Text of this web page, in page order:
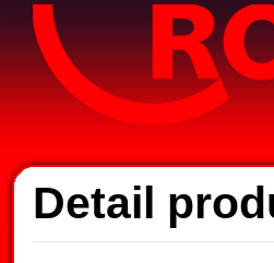
Detail